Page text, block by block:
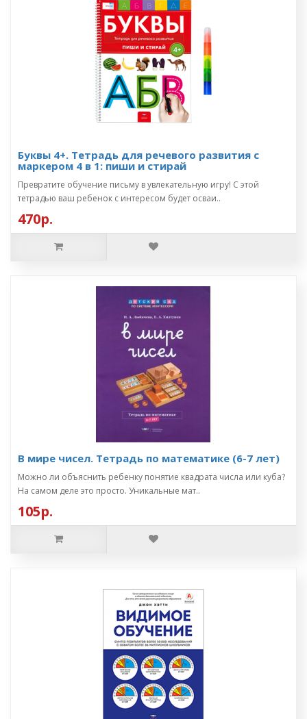
Буквы 4+. Тетрадь для речевого развития с
маркером 4 в 1: пиши и стирай
Превратите обучение письму в увлекательную игру! С этой
тетрадью ваш ребенок с интересом будет осваи..
470р.
В мире чисел. Тетрадь по математике (6-7 лет)
Можно ли объяснить ребенку понятие квадрата числа или куба?
На самом деле это просто. Уникальные мат..
105р.